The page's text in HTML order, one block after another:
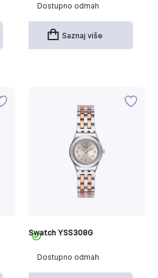
Dostupno odmah
Saznaj više
Dostupno odmah
Swatch YSS308G